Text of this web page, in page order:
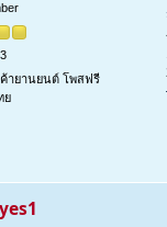
ายานยนต์ โพสฟรี
ย